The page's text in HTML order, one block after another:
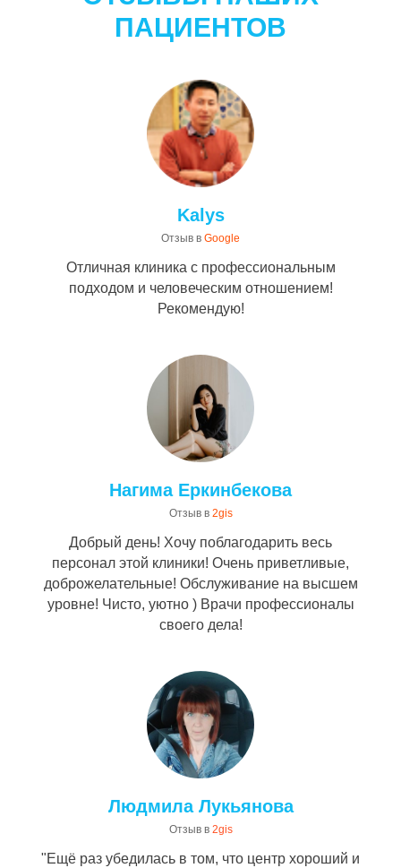
ПАЦИЕНТОВ
Kalys
Отзыв в Google
Отличная клиника с профессиональным
подходом и человеческим отношением!
Рекомендую!
Нагима Еркинбекова
Отзыв в 2gis
Добрый день! Хочу поблагодарить весь
персонал этой клиники! Очень приветливые,
доброжелательные! Обслуживание на высшем
уровне! Чисто, уютно ) Врачи профессионалы
своего дела!
Людмила Лукьянова
Отзыв в 2gis
"Ещё раз убедилась в том, что центр хороший и